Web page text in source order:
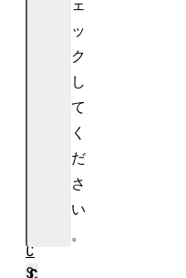
ェ
ッ
ク
し
て
く
だ
さ
い
。
C
S